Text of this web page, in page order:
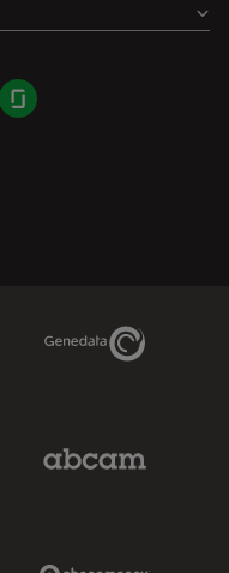
Glassdoor
Genedata Link